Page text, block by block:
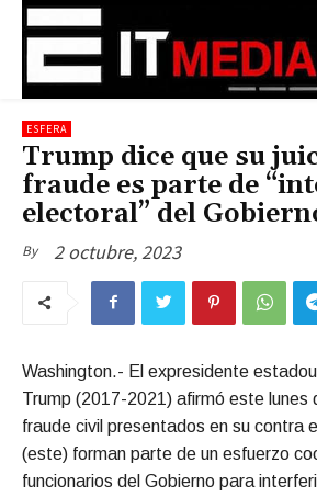
ESFERA
Trump dice que su
fraude es parte de
electoral” del
By 2 octubre, 2023
Washington.- El expresidente
Trump (2017-2021) afirmó este lunes
fraude civil presentados en su contra
(este) forman parte de un esfuerzo
funcionarios del Gobierno para